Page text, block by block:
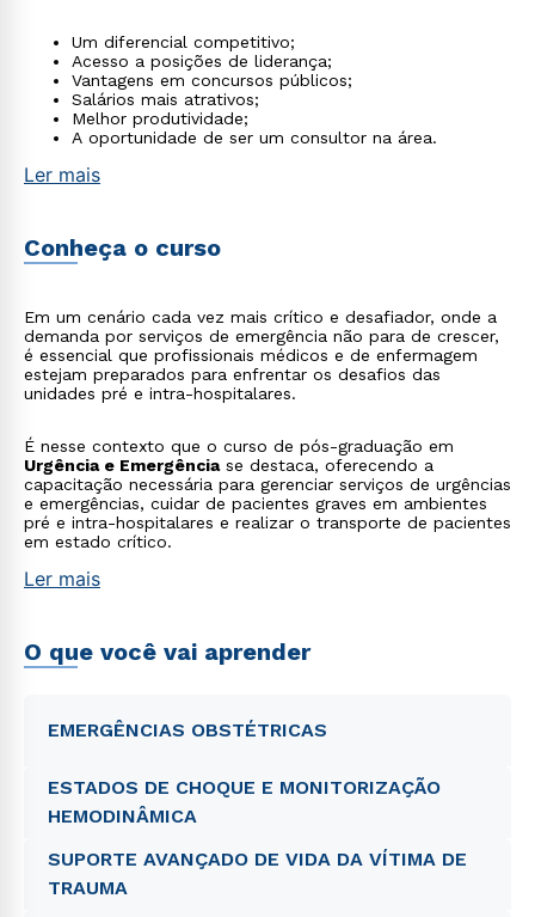
Um diferencial competitivo;
Acesso a posições de liderança;
Vantagens em concursos públicos;
Salários mais atrativos;
Melhor produtividade;
A oportunidade de ser um consultor na área.
Ler mais
Conheça o curso
Em um cenário cada vez mais crítico e desafiador, onde a
demanda por serviços de emergência não para de crescer,
é essencial que profissionais médicos e de enfermagem
estejam preparados para enfrentar os desafios das
unidades pré e intra-hospitalares.
É nesse contexto que o curso de pós-graduação em
Urgência e Emergênciase destaca, oferecendo a
capacitação necessária para gerenciar serviços de urgências
e emergências, cuidar de pacientes graves em ambientes
pré e intra-hospitalares e realizar o transporte de pacientes
em estado crítico.
Ler mais
O que você vai aprender
EMERGÊNCIAS OBSTÉTRICAS
ESTADOS DE CHOQUE E MONITORIZAÇÃO
HEMODINÂMICA
SUPORTE AVANÇADO DE VIDA DA VÍTIMA DE
TRAUMA